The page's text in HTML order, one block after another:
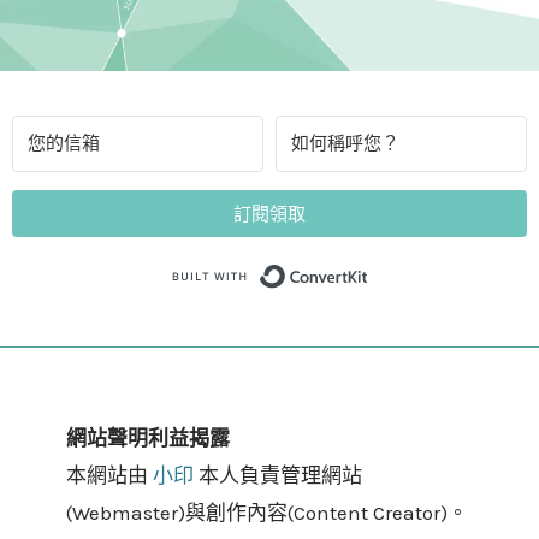
訂閱領取
網站聲明利益揭露
本網站由 小印 本人負責管理網站
(Webmaster)與創作內容(Content Creator)。